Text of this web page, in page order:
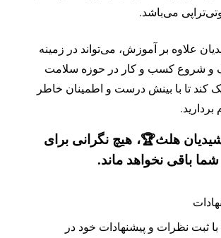
می‌باشد.
علاوه بر آموزش، می‌تواند در زمینه
و شروع کسب و کار در حوزه سلامت
کند تا با بینش درست و اطمینان خاطر
هلث🏆، هیچ نگرانی برای
شما باقی نخواهد ماند.
ثبت نظرات و پیشنهادات خود در